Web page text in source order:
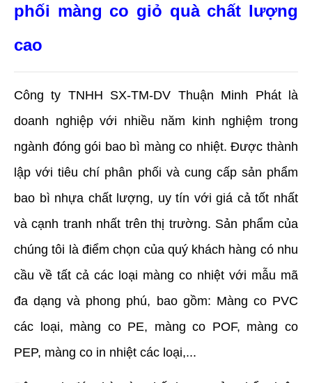
phối màng co giỏ quà chất lượng
cao
Công ty TNHH SX-TM-DV Thuận Minh Phát là
doanh nghiệp với nhiều năm kinh nghiệm trong
ngành đóng gói bao bì màng co nhiệt. Được thành
lập với tiêu chí phân phối và cung cấp sản phẩm
bao bì nhựa chất lượng, uy tín với giá cả tốt nhất
và cạnh tranh nhất trên thị trường. Sản phẩm của
chúng tôi là điểm chọn của quý khách hàng có nhu
cầu về tất cả các loại màng co nhiệt với mẫu mã
đa dạng và phong phú, bao gồm: Màng co PVC
các loại, màng co PE, màng co POF, màng co
PEP, màng co in nhiệt các loại,...